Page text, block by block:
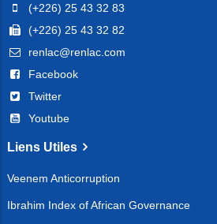
(+226) 25 43 32 83
(+226) 25 43 32 82
renlac@renlac.com
Facebook
Twitter
Youtube
Liens Utiles
Veenem Anticorruption
Ibrahim Index of African Governance